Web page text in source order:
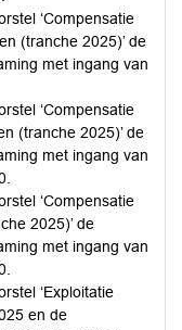
‘Compensatie
(tranche 2025)’ de
met ingang van
‘Compensatie
(tranche 2025)’ de
met ingang van
‘Compensatie
2025)’ de
met ingang van
‘Exploitatie
en de